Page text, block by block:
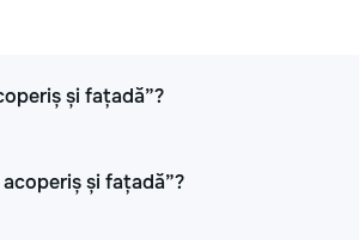
și fațadă”?
și fațadă”?